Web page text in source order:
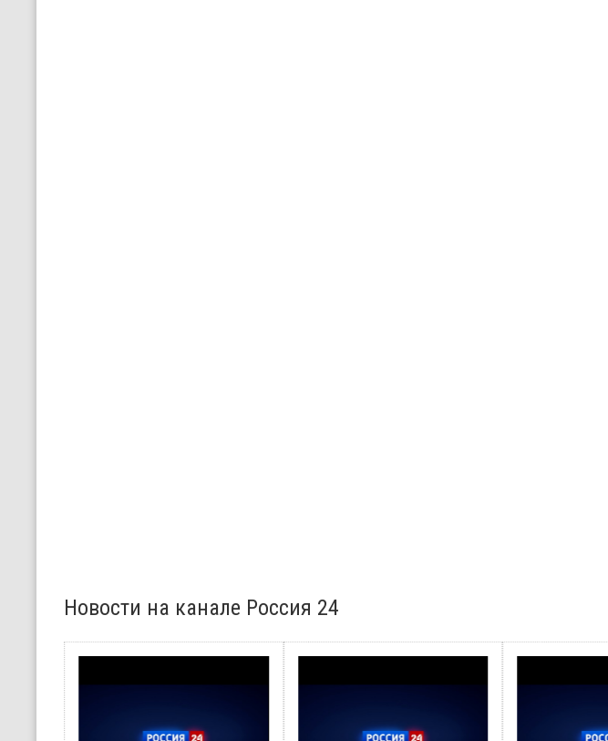
Новости на канале Россия 24